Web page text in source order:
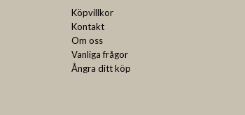
Köpvillkor
Kontakt
Om oss
Vanliga frågor
Ångra ditt köp